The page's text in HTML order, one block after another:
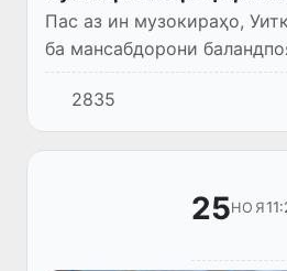
Пас аз ин музокираҳо,
ба мансабдорони
дар бораи натиҷаҳо
2835
25НОЯ